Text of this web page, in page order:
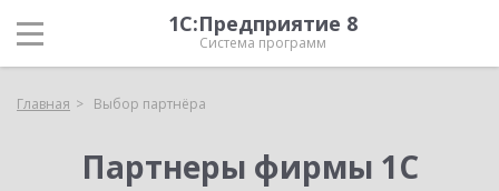
1С:Предприятие 8
Система программ
Главная Выбор партнёра
Партнеры фирмы 1С